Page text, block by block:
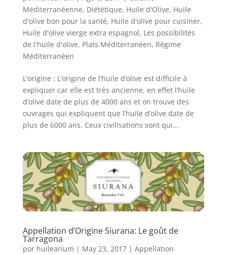
Méditerranéenne, Diététique, Huile d'Olive, Huile
d'olive bon pour la santé, Huile d'olive pour cuisiner,
Huile d'olive vierge extra espagnol, Les possibilités
de l'huile d'olive, Plats Méditerranéen, Régime
Méditerranéen
L’origine : L’origine de l’huile d’olive est difficile à
expliquer car elle est très ancienne, en effet l’huile
d’olive date de plus de 4000 ans et on trouve des
ouvrages qui expliquent que l’huile d’olive date de
plus de 6000 ans. Ceux civilisations sont qui...
Appellation d’Origine Siurana: Le goût de
Tarragona
por huilearium | May 23, 2017| Appellation